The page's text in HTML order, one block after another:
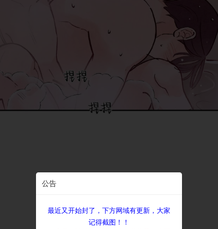
公告
最近又开始封了，下方网域有更新，大家
记得截图！！